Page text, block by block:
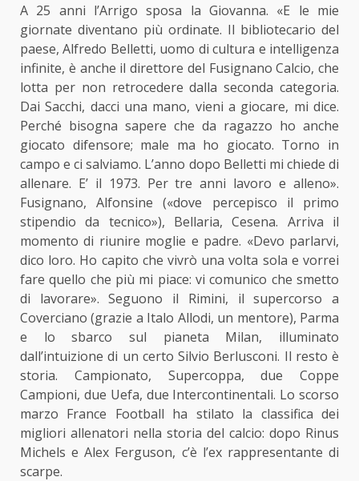
A 25 anni l’Arrigo sposa la Giovanna. «E le mie
giornate diventano più ordinate. Il bibliotecario del
paese, Alfredo Belletti, uomo di cultura e intelligenza
infinite, è anche il direttore del Fusignano Calcio, che
lotta per non retrocedere dalla seconda categoria.
Dai Sacchi, dacci una mano, vieni a giocare, mi dice.
Perché bisogna sapere che da ragazzo ho anche
giocato difensore; male ma ho giocato. Torno in
campo e ci salviamo. L’anno dopo Belletti mi chiede di
allenare. E’ il 1973. Per tre anni lavoro e alleno».
Fusignano, Alfonsine («dove percepisco il primo
stipendio da tecnico»), Bellaria, Cesena. Arriva il
momento di riunire moglie e padre. «Devo parlarvi,
dico loro. Ho capito che vivrò una volta sola e vorrei
fare quello che più mi piace: vi comunico che smetto
di lavorare». Seguono il Rimini, il supercorso a
Coverciano (grazie a Italo Allodi, un mentore), Parma
e lo sbarco sul pianeta Milan, illuminato
dall’intuizione di un certo Silvio Berlusconi. Il resto è
storia. Campionato, Supercoppa, due Coppe
Campioni, due Uefa, due Intercontinentali. Lo scorso
marzo France Football ha stilato la classifica dei
migliori allenatori nella storia del calcio: dopo Rinus
Michels e Alex Ferguson, c’è l’ex rappresentante di
scarpe.